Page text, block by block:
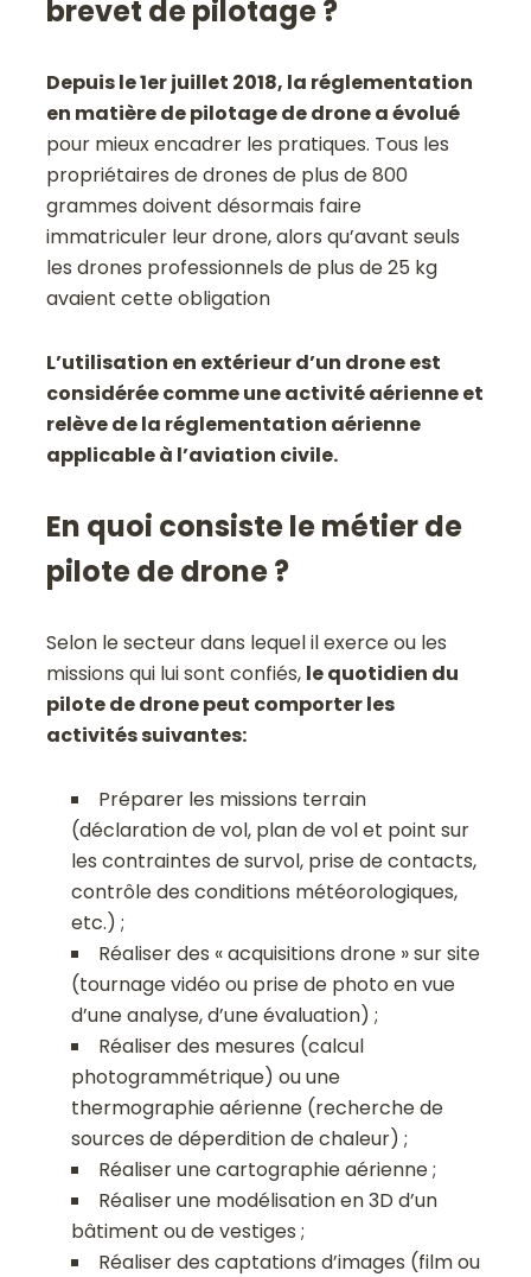
brevet de pilotage ?
Depuis le 1erjuillet 2018, la réglementation
en matière de pilotage de drone a évolué
pour mieux encadrer les pratiques. Tous les
propriétaires de drones de plus de 800
grammes doivent désormais faire
immatriculer leur drone, alors qu’avant seuls
les drones professionnels de plus de 25 kg
avaient cette obligation
L’utilisation en extérieur d’un drone est
considérée comme une activité aérienne et
relève de la réglementation aérienne
applicable à l’aviation civile.
En quoi consiste le métier de
pilote de drone ?
Selon le secteur dans lequel il exerce ou les
missions qui lui sont confiés, le quotidien du
pilote de drone peut comporter les
activités suivantes:
Préparer les missions terrain
(déclaration de vol, plan de vol et point sur
les contraintes de survol, prise de contacts,
contrôle des conditions météorologiques,
etc.) ;
Réaliser des « acquisitions drone » sur site
(tournage vidéo ou prise de photo en vue
d’une analyse, d’une évaluation) ;
Réaliser des mesures (calcul
photogrammétrique) ou une
thermographie aérienne (recherche de
sources de déperdition de chaleur) ;
Réaliser une cartographie aérienne ;
Réaliser une modélisation en 3D d’un
bâtiment ou de vestiges ;
Réaliser des captations d’images (film ou